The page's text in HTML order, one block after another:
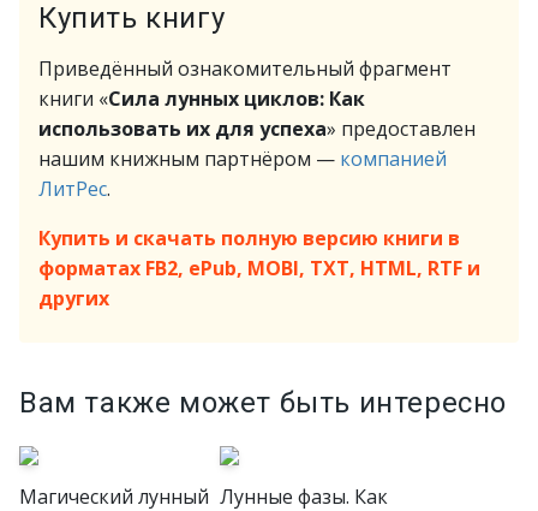
Купить книгу
Приведённый ознакомительный фрагмент
книги «Сила лунных циклов: Как
использовать их для успеха» предоставлен
нашим книжным партнёром — компанией
ЛитРес.
Купить и скачать полную версию книги в
форматах FB2, ePub, MOBI, TXT, HTML, RTF и
других
Вам также может быть интересно
Магический лунный Лунные фазы. Как